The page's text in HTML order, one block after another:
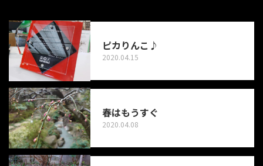
ピカりんこ♪
2020.04.15
春はもうすぐ
2020.04.08